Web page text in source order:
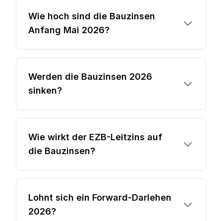
Wie hoch sind die Bauzinsen
Anfang Mai 2026?
Werden die Bauzinsen 2026
sinken?
Wie wirkt der EZB-Leitzins auf
die Bauzinsen?
Lohnt sich ein Forward-Darlehen
2026?